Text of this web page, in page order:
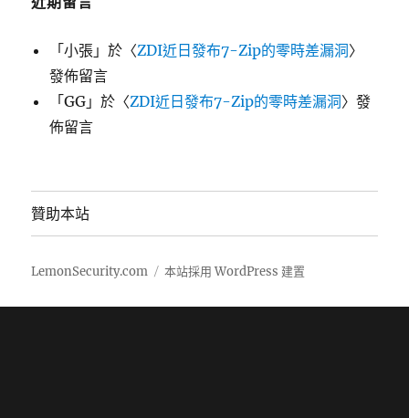
「小張 」於〈ZDI近日發布7-Zip的零時差漏洞〉
發佈留言
「GG 」於〈ZDI近日發布7-Zip的零時差漏洞〉發
佈留言
贊助本站
LemonSecurity.com 本站採用 WordPress 建置